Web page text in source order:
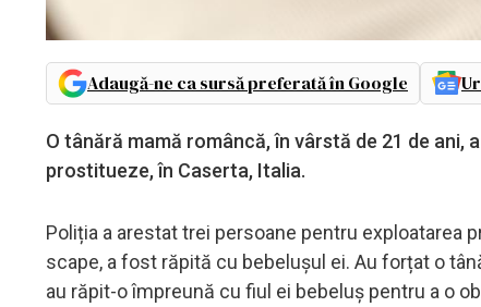
Adaugă-ne ca sursă preferată în Google
O tânără mamă româncă, în vârstă de 21 de
prostitueze, în Caserta, Italia.
Poliția a arestat trei persoane pentru exploatarea
scape, a fost răpită cu bebelușul ei. Au forțat o
au răpit-o împreună cu fiul ei bebeluș pentru a o